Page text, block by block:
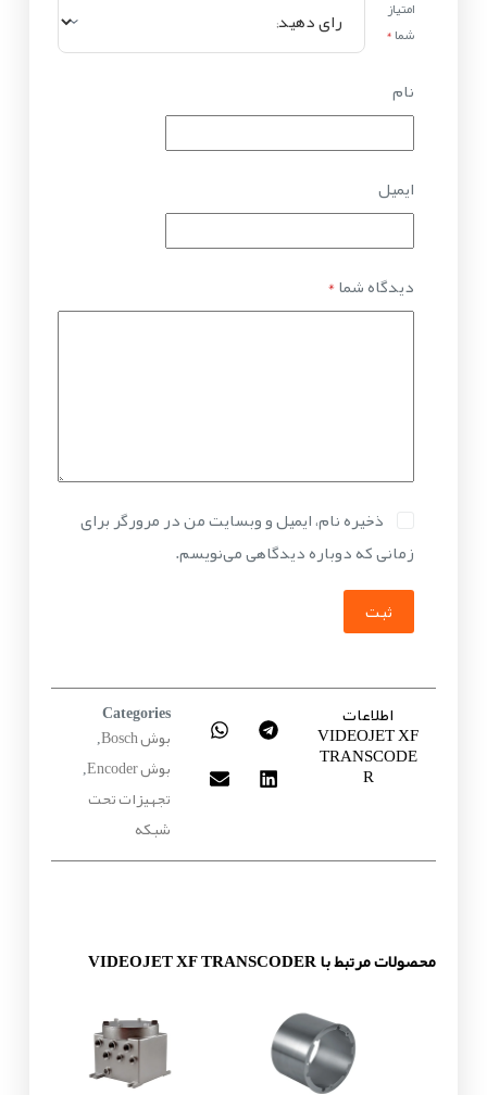
امتیاز
شما*
نام
ایمیل
دیدگاه شما*
ذخیره نام، ایمیل و وبسایت من در مرورگر برای
زمانی که دوباره دیدگاهی می‌نویسم.
ثبت
اطلاعات
VIDEOJET XF
TRANSCODE
R
Categories
بوش Bosch ,
بوش Encoder ,
تجهیزات تحت
شبکه
محصولات مرتبط با VIDEOJET XF TRANSCODER